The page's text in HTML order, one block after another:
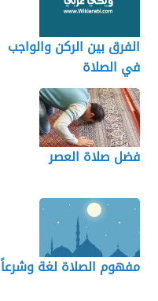
الفرق بين الركن والواجب
في الصلاة
فضل صلاة العصر
مفهوم الصلاة لغة وشرعاً